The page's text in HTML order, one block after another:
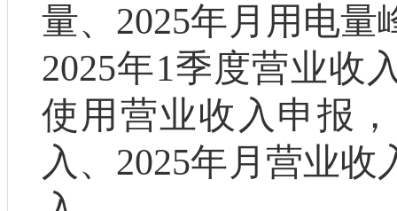
量、 2025年月用电量
2025年1季度营业收
使用营业收入申报
入、 2025年月营业收